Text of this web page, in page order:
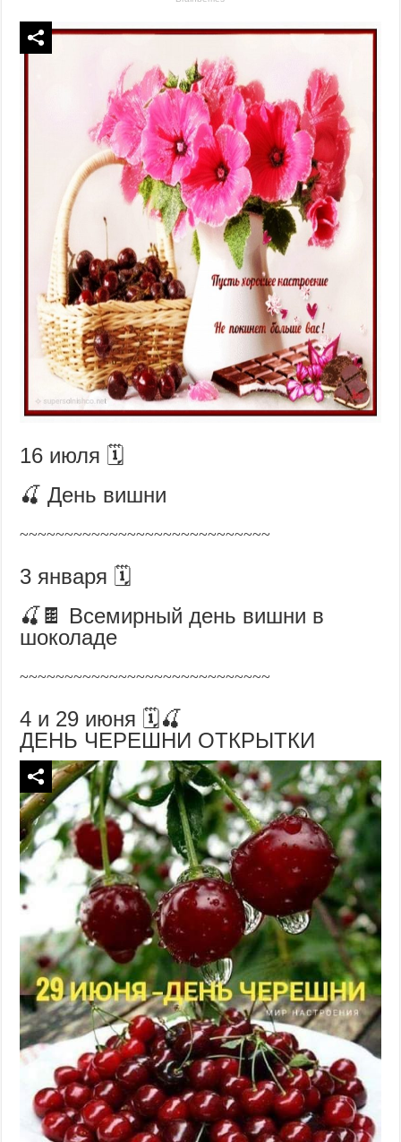
16 июля 🗓️
🍒 День вишни
~~~~~~~~~~~~~~~~~~~~~~~~~~~~
3 января 🗓️
🍒🍫 Всемирный день вишни в
шоколаде
~~~~~~~~~~~~~~~~~~~~~~~~~~~~
4 и 29 июня 🗓️🍒
ДЕНЬ ЧЕРЕШНИ ОТКРЫТКИ